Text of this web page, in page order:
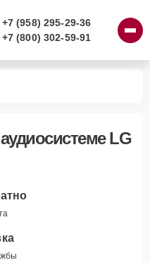
+7 (958) 295-29-36
+7 (800) 302-59-91
LG